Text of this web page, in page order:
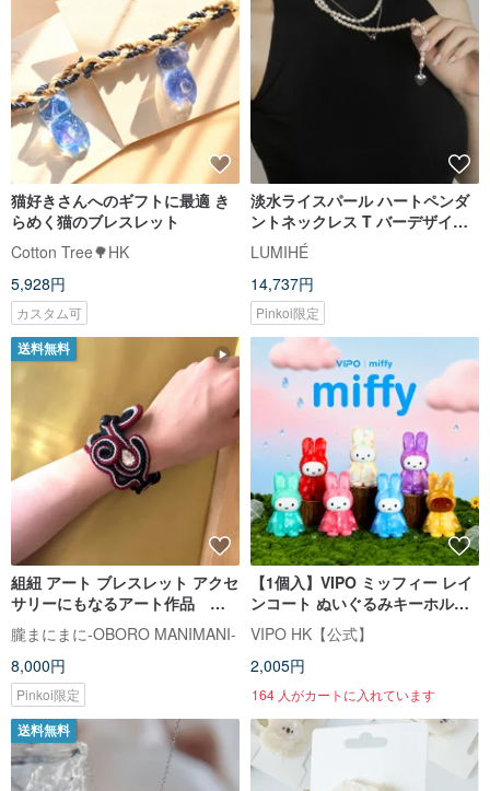
猫好きさんへのギフトに最適 き
らめく猫のブレスレット
Cotton Tree🌳HK
5,928円
カスタム可
淡水ライスパール ハートペンダ
ントネックレス T バーデザイン
ハンドメイドパールアクセサリ
ー
LUMIHÉ
14,737円
Pinkoi限定
送料無料
組紐 アート ブレスレット アクセ
サリーにもなるアート作品 ボ
タン掛け 日本伝統組紐使用 / ナ
イロン ポリエステル / ハンドメ
イド一点物
朧まにまに-OBORO MANIMANI-
8,000円
Pinkoi限定
【1個入】VIPO ミッフィー レイ
ンコート ぬいぐるみキーホルダ
ー | ブラインドボックス(全7種)
VIPO HK【公式】
2,005円
164 人がカートに入れています
送料無料